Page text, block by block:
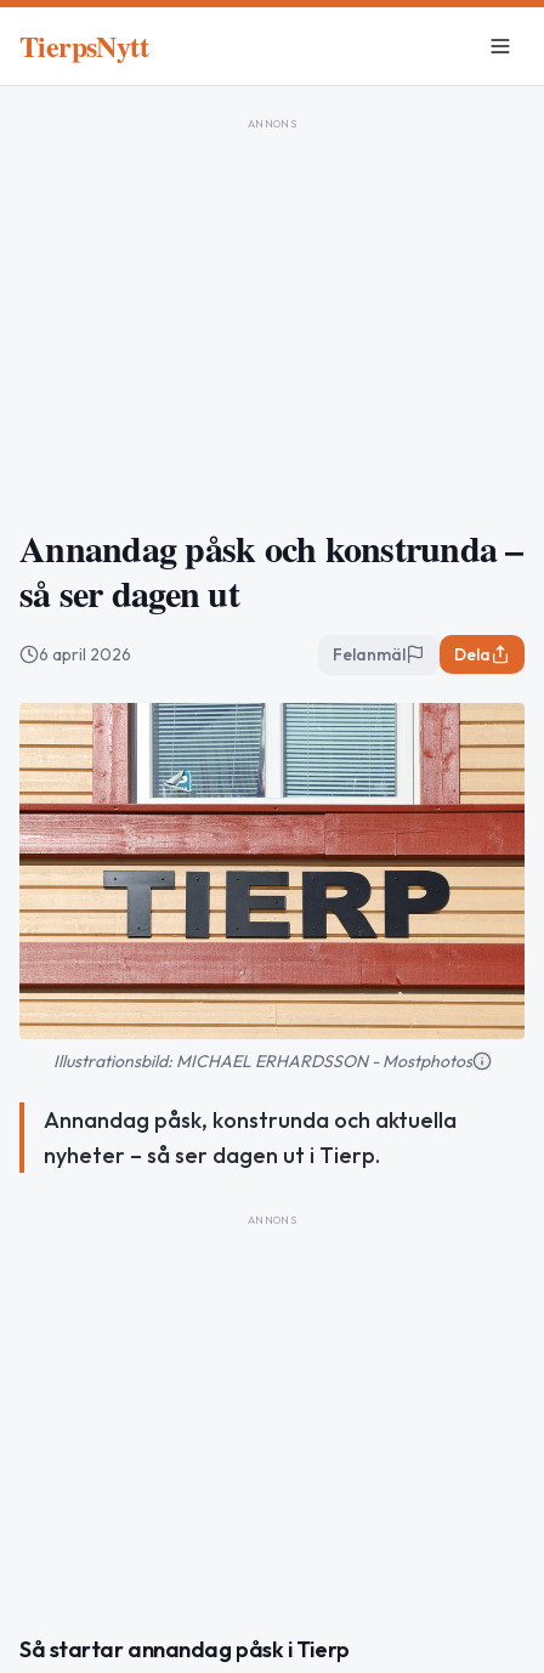
TierpsNytt
ANNONS
Annandag påsk och konstrunda –
så ser dagen ut
6 april 2026 Felanmäl Dela
Illustrationsbild: MICHAEL ERHARDSSON - Mostphotos
Annandag påsk, konstrunda och aktuella
nyheter – så ser dagen ut i Tierp.
ANNONS
Så startar annandag påsk i Tierp